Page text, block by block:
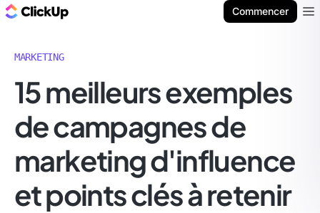
Commencer
MARKETING
15 meilleurs exemples
de campagnes de
marketing d'influence
et points clés à retenir